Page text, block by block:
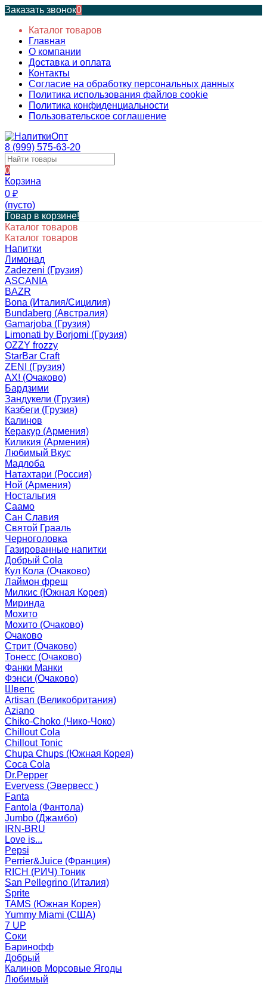
Заказать звонок0
Каталог товаров
Главная
О компании
Доставка и оплата
Контакты
Согласие на обработку персональных данных
Политика использования файлов cookie
Политика конфиденциальности
Пользовательское соглашение
8 (999) 575-63-20
0
Корзина
0 ₽
(пусто)
Товар в корзине!
Каталог товаров
Каталог товаров
Напитки
Лимонад
Zadezeni (Грузия)
ASCANIA
BAZR
Bona (Италия/Сицилия)
Bundaberg (Австралия)
Gamarjoba (Грузия)
Limonati by Borjomi (Грузия)
OZZY frozzy
StarBar Craft
ZENI (Грузия)
АХ! (Очаково)
Бардзими
Зандукели (Грузия)
Казбеги (Грузия)
Калинов
Керакур (Армения)
Киликия (Армения)
Любимый Вкус
Мадлоба
Натахтари (Россия)
Ной (Армения)
Ностальгия
Саамо
Сан Славия
Святой Грааль
Черноголовка
Газированные напитки
Добрый Cola
Кул Кола (Очаково)
Лаймон фреш
Милкис (Южная Корея)
Миринда
Мохито
Мохито (Очаково)
Очаково
Стрит (Очаково)
Тонесс (Очаково)
Фанки Манки
Фэнси (Очаково)
Швепс
Artisan (Великобритания)
Aziano
Chiko-Choko (Чико-Чоко)
Chillout Cola
Chillout Tonic
Chupa Chups (Южная Корея)
Coca Cola
Dr.Pepper
Evervess (Эвервесс )
Fanta
Fantola (Фантола)
Jumbo (Джамбо)
IRN-BRU
Love is...
Pepsi
Perrier&Juice (Франция)
RICH (РИЧ) Тоник
San Pellegrino (Италия)
Sprite
TAMS (Южная Корея)
Yummy Miami (США)
7 UP
Соки
Баринофф
Добрый
Калинов Морсовые Ягоды
Любимый